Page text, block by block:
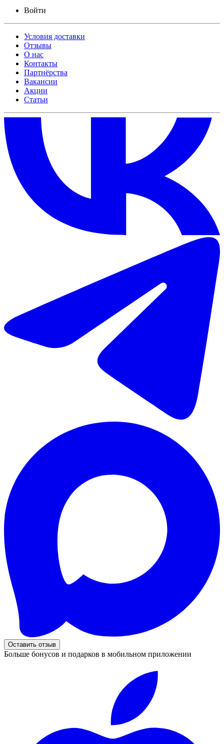
Войти
Условия доставки
Отзывы
О нас
Контакты
Партнёрства
Вакансии
Акции
Статьи
Оставить отзыв
Больше бонусов и подарков в мобильном приложении